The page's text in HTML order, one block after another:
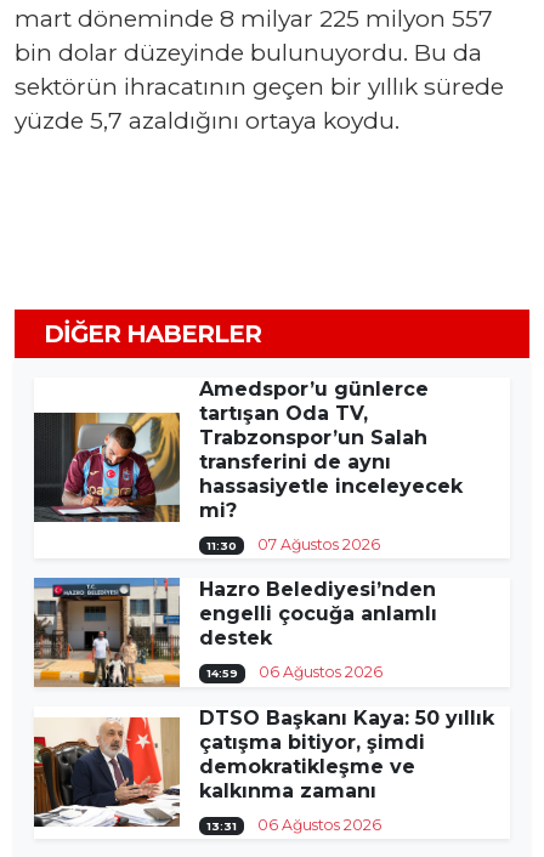
mart döneminde 8 milyar 225 milyon 557
bin dolar düzeyinde bulunuyordu. Bu da
sektörün ihracatının geçen bir yıllık sürede
yüzde 5,7 azaldığını ortaya koydu.
DIĞER HABERLER
Amedspor’u günlerce
tartışan Oda TV,
Trabzonspor’un Salah
transferini de aynı
hassasiyetle inceleyecek
mi?
11:30 07 Ağustos 2026
Hazro Belediyesi’nden
engelli çocuğa anlamlı
destek
14:59 06 Ağustos 2026
DTSO Başkanı Kaya: 50 yıllık
çatışma bitiyor, şimdi
demokratikleşme ve
kalkınma zamanı
13:31 06 Ağustos 2026